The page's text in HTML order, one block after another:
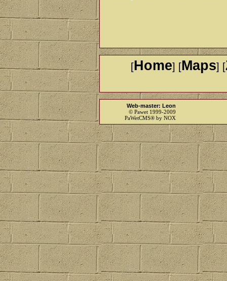
[Home] [Maps] [
Web-master: Leon
© Pawet 1999-2009
PaWetCMS® by NOX